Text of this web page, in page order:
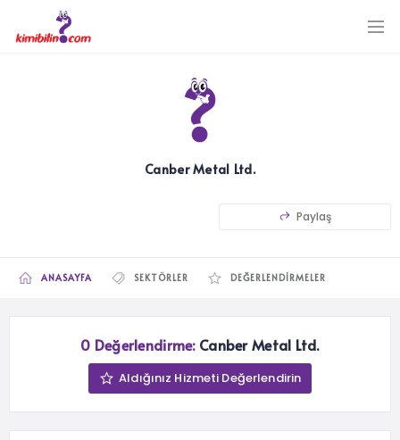
Canber Metal Ltd.
Paylaş
ANASAYFA SEKTÖRLER DEĞERLENDIRMELER
0 Değerlendirme: Canber Metal Ltd.
Aldığınız Hizmeti Değerlendirin